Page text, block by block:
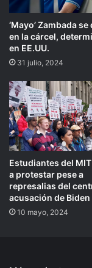
‘Mayo’ Zambada
en la cárcel,
en EE.UU.
31 julio, 2024
Estudiantes del
a protestar pese a
represalias del
acusación de Biden
10 mayo, 2024